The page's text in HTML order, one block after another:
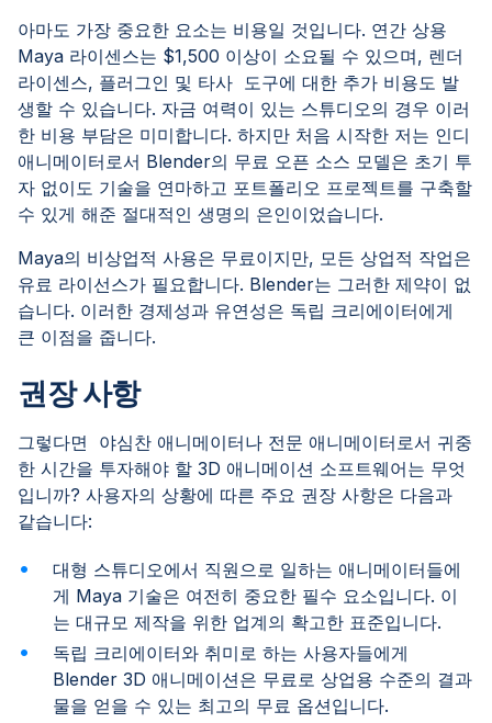
아마도 가장 중요한 요소는 비용일 것입니다. 연간 상용
Maya 라이센스는 $1,500 이상이 소요될 수 있으며, 렌더
라이센스, 플러그인 및 타사 도구에 대한 추가 비용도 발
생할 수 있습니다. 자금 여력이 있는 스튜디오의 경우 이러
한 비용 부담은 미미합니다. 하지만 처음 시작한 저는 인디
애니메이터로서 Blender의 무료 오픈 소스 모델은 초기 투
자 없이도 기술을 연마하고 포트폴리오 프로젝트를 구축할
수 있게 해준 절대적인 생명의 은인이었습니다.
Maya의 비상업적 사용은 무료이지만, 모든 상업적 작업은
유료 라이선스가 필요합니다. Blender는 그러한 제약이 없
습니다. 이러한 경제성과 유연성은 독립 크리에이터에게
큰 이점을 줍니다.
권장 사항
그렇다면 야심찬 애니메이터나 전문 애니메이터로서 귀중
한 시간을 투자해야 할 3D 애니메이션 소프트웨어는 무엇
입니까? 사용자의 상황에 따른 주요 권장 사항은 다음과
같습니다:
대형 스튜디오에서 직원으로 일하는 애니메이터들에
게 Maya 기술은 여전히 중요한 필수 요소입니다. 이
는 대규모 제작을 위한 업계의 확고한 표준입니다.
독립 크리에이터와 취미로 하는 사용자들에게
Blender 3D 애니메이션은 무료로 상업용 수준의 결과
물을 얻을 수 있는 최고의 무료 옵션입니다.